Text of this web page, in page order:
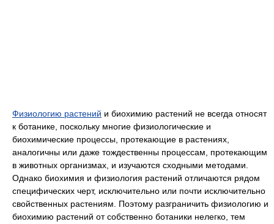
Физиологию растений и биохимию растений не всегда относят
к ботанике, поскольку многие физиологические и
биохимические процессы, протекающие в растениях,
аналогичны или даже тождественны процессам, протекающим
в животных организмах, и изучаются сходными методами.
Однако биохимия и физиология растений отличаются рядом
специфических черт, исключительно или почти исключительно
свойственных растениям. Поэтому разграничить физиологию и
биохимию растений от собственно ботаники нелегко, тем